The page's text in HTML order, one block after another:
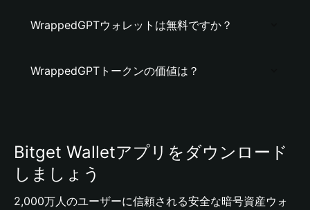
WrappedGPTウォレットは無料ですか？
WrappedGPTトークンの価値は？
Bitget Walletアプリをダウンロード
しましょう
2,000万人のユーザーに信頼される安全な暗号資産ウォ